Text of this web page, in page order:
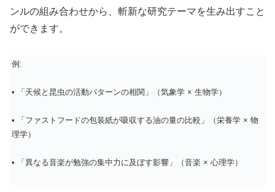
ンルの組み合わせから、斬新な研究テーマを生み出すこと
ができます。
例:
• 「天候と昆虫の活動パターンの相関」（気象学 × 生物学）
• 「ファストフードの包装紙が吸収する油の量の比較」（栄養学 × 物
理学）
• 「異なる音楽が勉強の集中力に及ぼす影響」（音楽 × 心理学）